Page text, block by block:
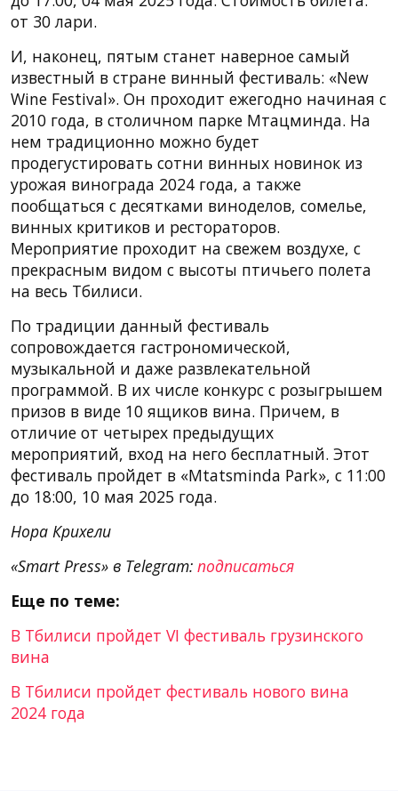
от 30 лари.
И, наконец, пятым станет наверное самый
известный в стране винный фестиваль: «New
Wine Festival». Он проходит ежегодно начиная с
2010 года, в столичном парке Мтацминда. На
нем традиционно можно будет
продегустировать сотни винных новинок из
урожая винограда 2024 года, а также
пообщаться с десятками виноделов, сомелье,
винных критиков и рестораторов.
Мероприятие проходит на свежем воздухе, с
прекрасным видом с высоты птичьего полета
на весь Тбилиси.
По традиции данный фестиваль
сопровождается гастрономической,
музыкальной и даже развлекательной
программой. В их числе конкурс с розыгрышем
призов в виде 10 ящиков вина. Причем, в
отличие от четырех предыдущих
мероприятий, вход на него бесплатный. Этот
фестиваль пройдет в «Mtatsminda Park», с 11:00
до 18:00, 10 мая 2025 года.
Нора Крихели
«Smart Press» в Telegram: подписаться
Еще по теме:
В Тбилиси пройдет VI фестиваль грузинского
вина
В Тбилиси пройдет фестиваль нового вина
2024 года